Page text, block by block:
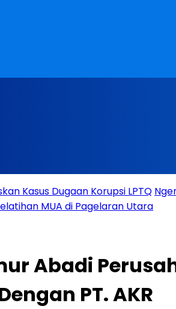
Kasus Dugaan Korupsi LPTQ
MUA di Pagelaran Utara
Abadi
PT. AKR